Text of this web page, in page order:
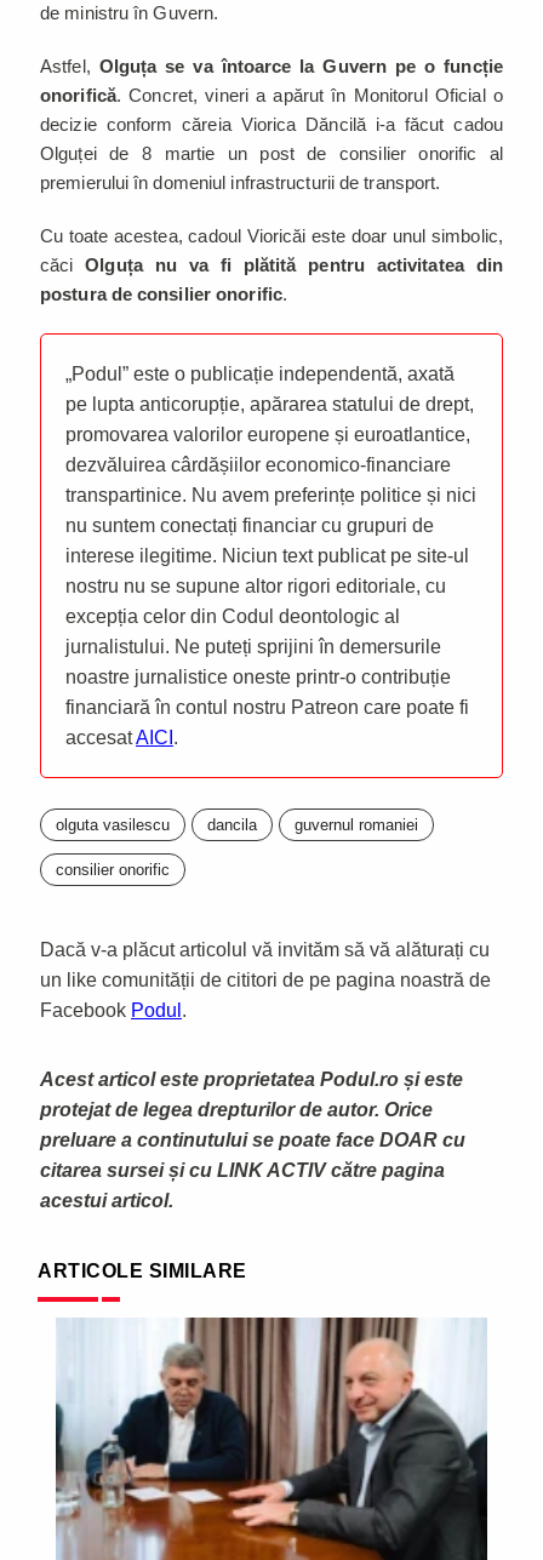
de ministru în Guvern.
Astfel, Olguța se va întoarce la Guvern pe o funcție
onorifică. Concret, vineri a apărut în Monitorul Oficial o
decizie conform căreia Viorica Dăncilă i-a făcut cadou
Olguței de 8 martie un post de consilier onorific al
premierului în domeniul infrastructurii de transport.
Cu toate acestea, cadoul Vioricăi este doar unul simbolic,
căci Olguța nu va fi plătită pentru activitatea din
postura de consilier onorific.
„Podul” este o publicație independentă, axată
pe lupta anticorupție, apărarea statului de drept,
promovarea valorilor europene și euroatlantice,
dezvăluirea cârdășiilor economico-financiare
transpartinice. Nu avem preferințe politice și nici
nu suntem conectați financiar cu grupuri de
interese ilegitime. Niciun text publicat pe site-ul
nostru nu se supune altor rigori editoriale, cu
excepția celor din Codul deontologic al
jurnalistului. Ne puteți sprijini în demersurile
noastre jurnalistice oneste printr-o contribuție
financiară în contul nostru Patreon care poate fi
accesatAICI .
olguta vasilescu dancila guvernul romaniei
consilier onorific
Dacă v-a plăcut articolul vă invităm să vă alăturați cu
un like comunității de cititori de pe pagina noastră de
Facebook Podul .
Acest articol este proprietatea Podul.ro și este
protejat de legea drepturilor de autor. Orice
preluare a continutului se poate face DOAR cu
citarea sursei și cu LINK ACTIV către pagina
acestui articol.
ARTICOLE SIMILARE